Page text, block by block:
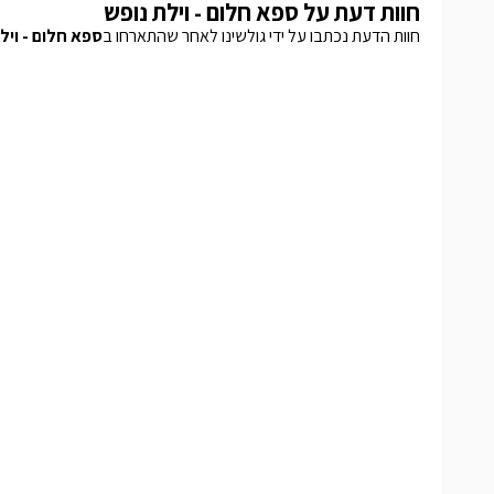
חוות דעת על ספא חלום - וילת נופש
חוות הדעת נכתבו על ידי גולשינו לאחר שהתארחו בספא חלום -